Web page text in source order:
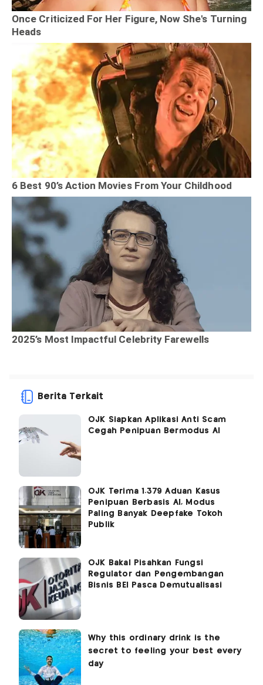
Berita Terkait
OJK Siapkan Aplikasi Anti Scam
Cegah Penipuan Bermodus AI
OJK Terima 1.379 Aduan Kasus
Penipuan Berbasis AI, Modus
Paling Banyak Deepfake Tokoh
Publik
OJK Bakal Pisahkan Fungsi
Regulator dan Pengembangan
Bisnis BEI Pasca Demutualisasi